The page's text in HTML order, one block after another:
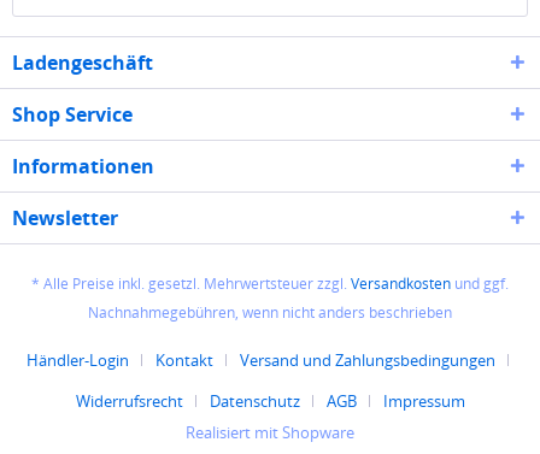
Ladengeschäft
Shop Service
Informationen
Newsletter
* Alle Preise inkl. gesetzl. Mehrwertsteuer zzgl. Versandkosten und ggf.
Nachnahmegebühren, wenn nicht anders beschrieben
Händler-Login Kontakt
Versand und Zahlungsbedingungen
Widerrufsrecht
Datenschutz AGB
Impressum
Realisiert mit Shopware